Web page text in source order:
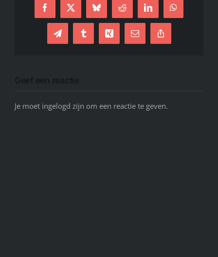
Facebook
X BlueskyReddit LinkedInWhatsApp
TelegramTumblrXing
E-
mail
Copy
Link
Je moet ingelogd zijn om een reactie te geven.